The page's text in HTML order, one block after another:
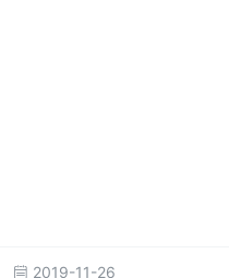
2019-11-26